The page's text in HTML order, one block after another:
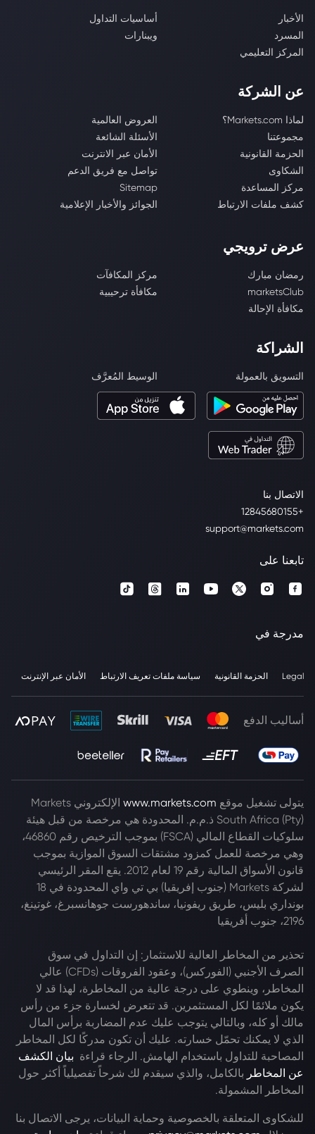
الاتصال بنا
+12845680155
support@markets.com
الأخبار
أساسيات التداول
المسرد
ويبنارات
المركز التعليمي
عن الشركة
لماذا Markets.com؟
العروض العالمية
مجموعتنا
الأسئلة الشائعة
الحزمة القانونية
الأمان عبر الانترنت
الشكاوى
تواصل مع فريق الدعم
مركز المساعدة
Sitemap
كشف ملفات الارتباط
الجوائز والأخبار الإعلامية
عرض ترويجي
رمضان مبارك
مركز المكافآت
marketsClub
مكافأة ترحيبية
مكافأة الإحالة
الشراكة
التسويق بالعمولة الوسيط المُعرَّف
تابعنا على
مدرجة في
Legal الحزمة القانونية سياسة ملفات تعريف الارتباط الأمان عبر الإنترنت
أساليب الدفع
يتولى تشغيل موقع www.markets.com
الإلكتروني Markets
South Africa (Pty) ذ.م.م. المحدودة هي مرخصة من قبل هيئة
سلوكيات القطاع المالي (FSCA) بموجب الترخيص رقم 46860،
وهي مرخصة للعمل كمزود مشتقات السوق الموازية بموجب
قانون الأسواق المالية رقم 19 لعام 2012. يقع المقر الرئيسي
لشركة Markets (جنوب إفريقيا) بي تي واي المحدودة في 18
بونداري بليس، طريق ريفونيا، ساندهورست جوهانسبرغ، غوتينغ،
2196، جنوب أفريقيا
تحذير من المخاطر العالية للاستثمار: إن التداول في سوق
الصرف الأجنبي (الفوركس)، وعقود الفروقات (CFDs) عالي
المخاطر، وينطوي على درجة عالية من المخاطرة، لهذا قد لا
يكون ملائمًا لكل المستثمرين. قد تتعرض لخسارة جزء من رأس
مالك أو كله، وبالتالي يتوجب عليك عدم المضاربة برأس المال
الذي لا يمكنك تحمّل خسارته. عليك أن تكون مدركًا لكل المخاطر
المصاحبة للتداول باستخدام الهامش. الرجاء قراءة بيان الكشف
عن المخاطر بالكامل، والذي سيقدم لك شرحاً تفصيلياً أكثر حول
المخاطر المشمولة.
للشكاوى المتعلقة بالخصوصية وحماية البيانات، يرجى الاتصال بنا